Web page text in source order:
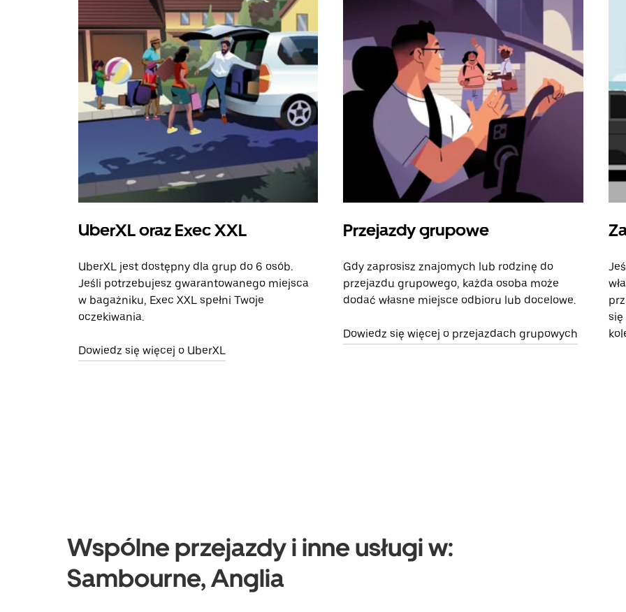
UberXL oraz Exec XXL
UberXL jest dostępny dla grup do 6 osób.
Jeśli potrzebujesz gwarantowanego miejsca
w bagażniku, Exec XXL spełni Twoje
oczekiwania.
Dowiedz się więcej o UberXL
Przejazdy grupowe
Gdy zaprosisz znajomych lub rodzinę do
przejazdu grupowego, każda osoba może
dodać własne miejsce odbioru lub docelowe.
Dowiedz się więcej o przejazdach grupowych
się
Wspólne przejazdy i inne usługi w:
Sambourne, Anglia